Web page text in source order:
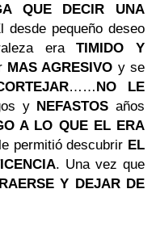
QUE DECIR UNA
desde pequeño deseo
eraTIMIDO Y
MAS AGRESIVO y se
……NO LE
y NEFASTOS años
A LO QUE EL ERA
permitió descubrir EL
. Una vez que
Y DEJAR DE